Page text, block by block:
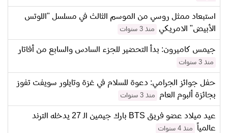
استبعاد ممثل روسي من الموسم الثالث في مسلسل "اللوتس
الأبيض" الامريكي
منذ 3 سنوات
جيمس كاميرون: بدأ التحضير للجزء السادس والسابع من أفاتار
منذ 3 سنوات
حفل جوائز الجرامي: دعوة للسلام في غزة وتايلور سويفت تفوز
بجائزة ألبوم العام
منذ 3 سنوات
عيد ميلاد عضو فريق BTS بارك جيمين الـ 27 يدخله الترند
عالمياً
منذ 4 سنوات